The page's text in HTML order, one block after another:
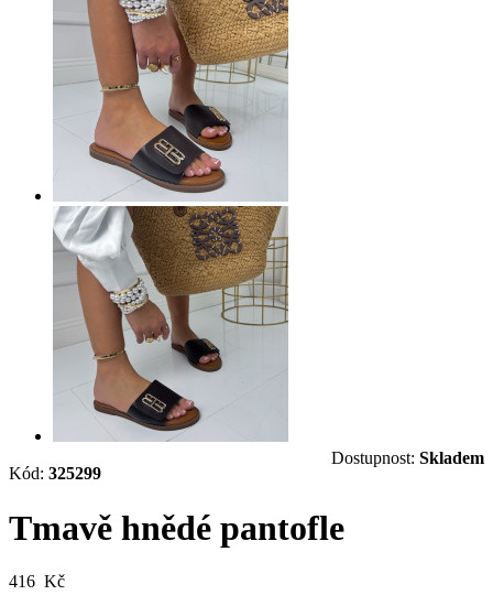
Kód: 325299
Dostupnost: Skladem
Tmavě hnědé pantofle
416 Kč